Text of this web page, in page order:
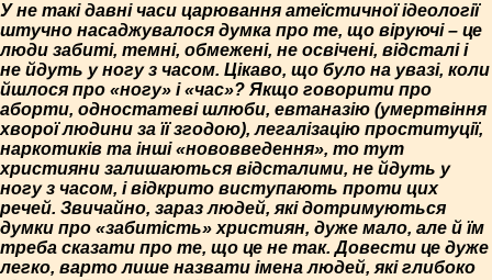
У не такі давні часи царювання атеїстичної ідеології
штучно насаджувалося думка про те, що віруючі – це
люди забиті, темні, обмежені, не освічені, відсталі і
не йдуть у ногу з часом. Цікаво, що було на увазі, коли
йшлося про «ногу» і «час»? Якщо говорити про
аборти, одностатеві шлюби, евтаназію (умертвіння
хворої людини за її згодою), легалізацію проституції,
наркотиків та інші «нововведення», то тут
християни залишаються відсталими, не йдуть у
ногу з часом, і відкрито виступають проти цих
речей. Звичайно, зараз людей, які дотримуються
думки про «забитість» християн, дуже мало, але й їм
треба сказати про те, що це не так. Довести це дуже
легко, варто лише назвати імена людей, які глибоко